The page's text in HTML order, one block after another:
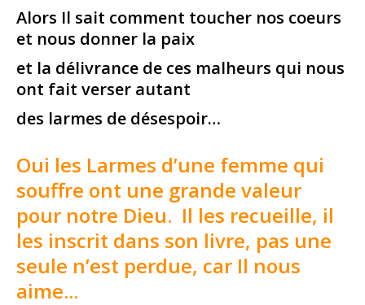
Alors Il sait comment toucher nos coeurs
et nous donner la paix
et la délivrance de ces malheurs qui nous
ont fait verser autant
des larmes de désespoir…
Oui les Larmes d’une femme qui
souffre ont une grande valeur
pour notre Dieu. Il les recueille, il
les inscrit dans son livre, pas une
seule n’est perdue, car Il nous
aime...